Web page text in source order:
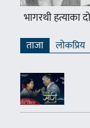
भागरथी हत्याका
ताजा लाेकप्रिय